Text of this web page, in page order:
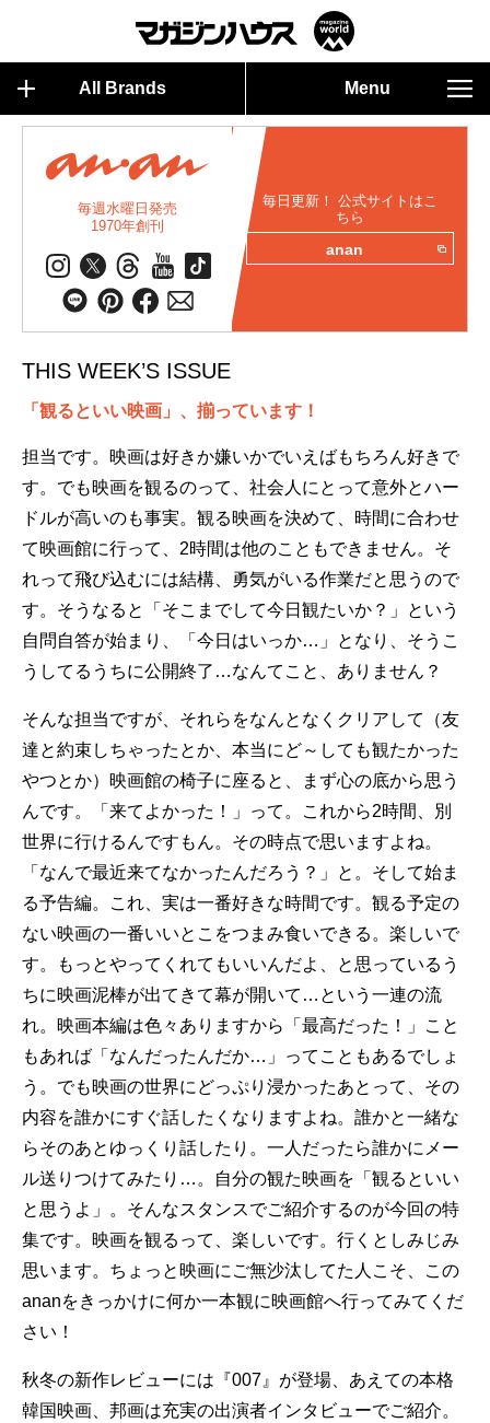
All Brands Menu
毎週水曜日発売
1970年創刊
毎日更新！ 公式サイトはこ
ちら
anan
THIS WEEK’S ISSUE
「観るといい映画」、揃っています！
担当です。映画は好きか嫌いかでいえばもちろん好きで
す。でも映画を観るのって、社会人にとって意外とハー
ドルが高いのも事実。観る映画を決めて、時間に合わせ
て映画館に行って、2時間は他のこともできません。そ
れって飛び込むには結構、勇気がいる作業だと思うので
す。そうなると「そこまでして今日観たいか？」という
自問自答が始まり、「今日はいっか…」となり、そうこ
うしてるうちに公開終了…なんてこと、ありません？
そんな担当ですが、それらをなんとなくクリアして（友
達と約束しちゃったとか、本当にど～しても観たかった
やつとか）映画館の椅子に座ると、まず心の底から思う
んです。「来てよかった！」って。これから2時間、別
世界に行けるんですもん。その時点で思いますよね。
「なんで最近来てなかったんだろう？」と。そして始ま
る予告編。これ、実は一番好きな時間です。観る予定の
ない映画の一番いいとこをつまみ食いできる。楽しいで
す。もっとやってくれてもいいんだよ、と思っているう
ちに映画泥棒が出てきて幕が開いて…という一連の流
れ。映画本編は色々ありますから「最高だった！」こと
もあれば「なんだったんだか…」ってこともあるでしょ
う。でも映画の世界にどっぷり浸かったあとって、その
内容を誰かにすぐ話したくなりますよね。誰かと一緒な
らそのあとゆっくり話したり。一人だったら誰かにメー
ル送りつけてみたり…。自分の観た映画を「観るといい
と思うよ」。そんなスタンスでご紹介するのが今回の特
集です。映画を観るって、楽しいです。行くとしみじみ
思います。ちょっと映画にご無沙汰してた人こそ、この
ananをきっかけに何か一本観に映画館へ行ってみてくだ
さい！
秋冬の新作レビューには『007』が登場、あえての本格
韓国映画、邦画は充実の出演者インタビューでご紹介。